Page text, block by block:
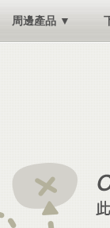
周邊產品 ▼